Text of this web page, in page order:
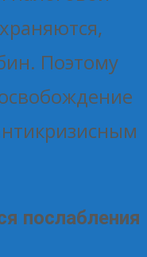
Поэтому
послабления